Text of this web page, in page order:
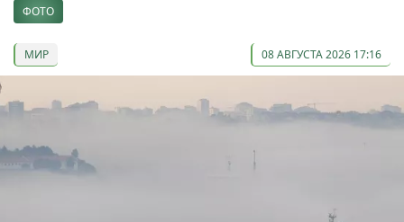
ФОТО
МИР 08 АВГУСТА 2026 17:16